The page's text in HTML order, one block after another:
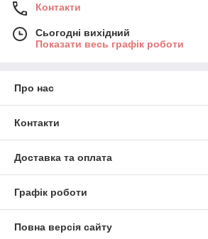
Контакти
Сьогодні вихідний
Показати весь графік роботи
Про нас
Контакти
Доставка та оплата
Графік роботи
Повна версія сайту